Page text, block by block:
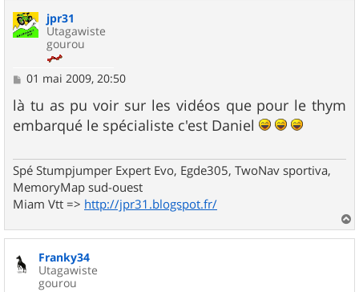
jpr31
Utagawiste
gourou
M
s
s
a
01 mai 2009, 20:50
là tu as pu voir sur les vidéos que pour le thym
embarqué le spécialiste c'est Daniel
Spé Stumpjumper Expert Evo, Egde305, TwoNav sportiva,
MemoryMap sud-ouest
Miam Vtt => http://jpr31.blogspot.fr/
a
Franky34
Utagawiste
gourou